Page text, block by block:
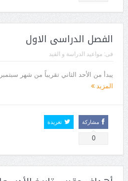
الفصل الدراسى الاول
فى: مواعيد الدراسة و القيد
يبدأ من الأحد الثاني تقريباً من شهر سبتمبر و
المزيد
مشاركة
0
تغريدة